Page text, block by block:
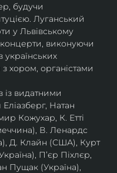
будучи
Луганський
у Львівському
виконуючи
українських
хором, органістами
із видатними
Натан
Кожухар, К. Етті
В. Ленардс
Д. Клайн (США), Курт
П’єр Піхлєр,
Пущак (Україна),